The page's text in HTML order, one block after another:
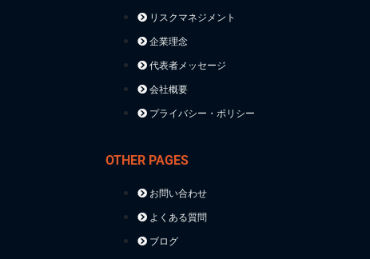
リスクマネジメント
企業理念
代表者メッセージ
会社概要
プライバシー・ポリシー
OTHER PAGES
お問い合わせ
よくある質問
ブログ